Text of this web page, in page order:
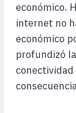
económico.
internet no
económico
profundizó